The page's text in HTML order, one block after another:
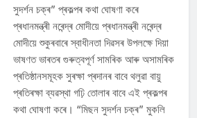
সুদৰ্শন চক্ৰ” প্ৰকল্পৰ কথা ঘোষণা কৰে
প্ৰধানমন্ত্ৰী নৰেন্দ্ৰ মোদীয়ে প্ৰধানমন্ত্ৰী নৰেন্দ্ৰ
মোদীয়ে শুকুৰবাৰে স্বাধীনতা দিৱসৰ উপলক্ষে দিয়া
ভাষণত ভাৰতৰ গুৰুত্বপূৰ্ণ সামৰিক আৰু অসামৰিক
প্ৰতিষ্ঠানসমূহক সুৰক্ষা প্ৰদানৰ বাবে থলুৱা বায়ু
প্ৰতিৰক্ষা ব্যৱস্থা গঢ়ি তোলাৰ বাবে এই প্ৰকল্পৰ
কথা ঘোষণা কৰে। “মিছন সুদৰ্শন চক্ৰ” মুকলি